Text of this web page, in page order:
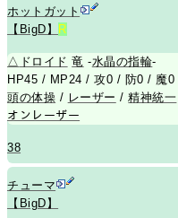
ホットガット
【BigD】
R
△ ドロイド 竜 -水晶の指輪-
HP45 / MP24 / 攻0 / 防0 / 魔
頭の体操 / レーザー /精神統一
オンレーザー
38
チューマ
【BigD】